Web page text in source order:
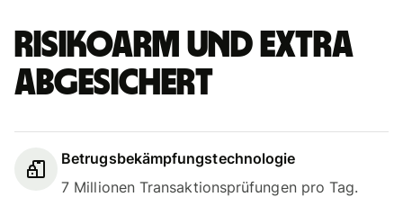
Risikoarm und extra
abgesichert
Betrugsbekämpfungstechnologie
7 Millionen Transaktionsprüfungen pro Tag.